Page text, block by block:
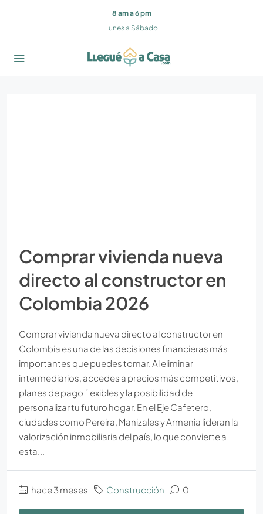
8 am a 6 pm
Lunes a Sábado
Comprar vivienda nueva
directo al constructor en
Colombia 2026
Comprar vivienda nueva directo al constructor en
Colombia es una de las decisiones financieras más
importantes que puedes tomar. Al eliminar
intermediarios, accedes a precios más competitivos,
planes de pago flexibles y la posibilidad de
personalizar tu futuro hogar. En el Eje Cafetero,
ciudades como Pereira, Manizales y Armenia lideran la
valorización inmobiliaria del país, lo que convierte a
esta...
hace 3 meses Construcción 0